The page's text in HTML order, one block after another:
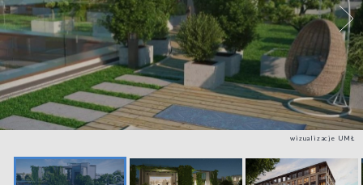
wizualizacje UMŁ